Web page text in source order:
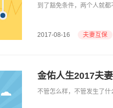
到了豁免条件，两个人就都
2017-08-16 夫妻互保
金佑人生2017夫
不管怎么样，不管发生了什